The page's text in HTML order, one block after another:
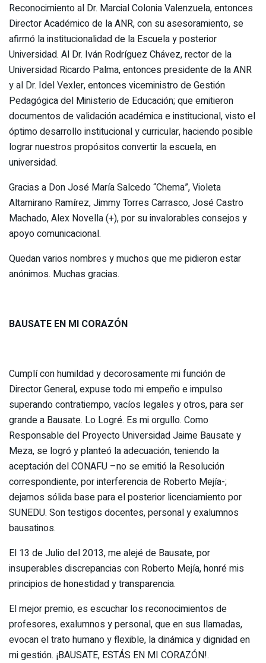
Reconocimiento al Dr. Marcial Colonia Valenzuela, entonces
Director Académico de la ANR, con su asesoramiento, se
afirmó la institucionalidad de la Escuela y posterior
Universidad. Al Dr. Iván Rodríguez Chávez, rector de la
Universidad Ricardo Palma, entonces presidente de la ANR
y al Dr. Idel Vexler, entonces viceministro de Gestión
Pedagógica del Ministerio de Educación; que emitieron
documentos de validación académica e institucional, visto el
óptimo desarrollo institucional y curricular, haciendo posible
lograr nuestros propósitos convertir la escuela, en
universidad.
Gracias a Don José María Salcedo “Chema”, Violeta
Altamirano Ramírez, Jimmy Torres Carrasco, José Castro
Machado, Alex Novella (+), por su invalorables consejos y
apoyo comunicacional.
Quedan varios nombres y muchos que me pidieron estar
anónimos. Muchas gracias.
BAUSATE EN MI CORAZÓN
Cumplí con humildad y decorosamente mi función de
Director General, expuse todo mi empeño e impulso
superando contratiempo, vacíos legales y otros, para ser
grande a Bausate. Lo Logré. Es mi orgullo. Como
Responsable del Proyecto Universidad Jaime Bausate y
Meza, se logró y planteó la adecuación, teniendo la
aceptación del CONAFU –no se emitió la Resolución
correspondiente, por interferencia de Roberto Mejía-;
dejamos sólida base para el posterior licenciamiento por
SUNEDU. Son testigos docentes, personal y exalumnos
bausatinos.
El 13 de Julio del 2013, me alejé de Bausate, por
insuperables discrepancias con Roberto Mejía, honré mis
principios de honestidad y transparencia.
El mejor premio, es escuchar los reconocimientos de
profesores, exalumnos y personal, que en sus llamadas,
evocan el trato humano y flexible, la dinámica y dignidad en
mi gestión. ¡BAUSATE, ESTÁS EN MI CORAZÓN!.